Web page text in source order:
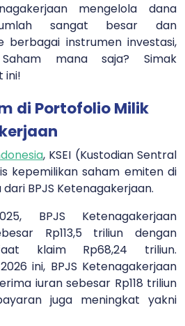
mengelola dana
sangat besar dan
berbagai instrumen investasi,
mana saja? Simak
ini!
di Portofolio Milik
, KSEI (Kustodian Sentral
kepemilikan saham emiten di
dari BPJS Ketenagakerjaan.
BPJS Ketenagakerjaan
Rp113,5 triliun dengan
klaim Rp68,24 triliun.
ini, BPJS Ketenagakerjaan
iuran sebesar Rp118 triliun
juga meningkat yakni